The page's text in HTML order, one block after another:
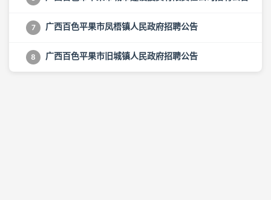
7 广西百色平果市凤梧镇人民政府招聘公告
8 广西百色平果市旧城镇人民政府招聘公告